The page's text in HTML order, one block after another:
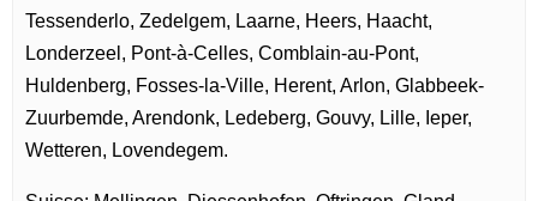
Tessenderlo, Zedelgem, Laarne, Heers, Haacht,
Londerzeel, Pont-à-Celles, Comblain-au-Pont,
Huldenberg, Fosses-la-Ville, Herent, Arlon, Glabbeek-
Zuurbemde, Arendonk, Ledeberg, Gouvy, Lille, Ieper,
Wetteren, Lovendegem.